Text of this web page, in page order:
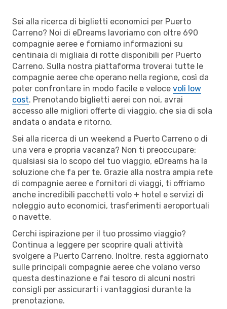
Sei alla ricerca di biglietti economici per Puerto
Carreno? Noi di eDreams lavoriamo con oltre 690
compagnie aeree e forniamo informazioni su
centinaia di migliaia di rotte disponibili per Puerto
Carreno. Sulla nostra piattaforma troverai tutte le
compagnie aeree che operano nella regione, così da
poter confrontare in modo facile e veloce voli low
cost. Prenotando biglietti aerei con noi, avrai
accesso alle migliori offerte di viaggio, che sia di sola
andata o andata e ritorno.
Sei alla ricerca di un weekend a Puerto Carreno o di
una vera e propria vacanza? Non ti preoccupare:
qualsiasi sia lo scopo del tuo viaggio, eDreams ha la
soluzione che fa per te. Grazie alla nostra ampia rete
di compagnie aeree e fornitori di viaggi, ti offriamo
anche incredibili pacchetti volo + hotel e servizi di
noleggio auto economici, trasferimenti aeroportuali
o navette.
Cerchi ispirazione per il tuo prossimo viaggio?
Continua a leggere per scoprire quali attività
svolgere a Puerto Carreno. Inoltre, resta aggiornato
sulle principali compagnie aeree che volano verso
questa destinazione e fai tesoro di alcuni nostri
consigli per assicurarti i vantaggiosi durante la
prenotazione.